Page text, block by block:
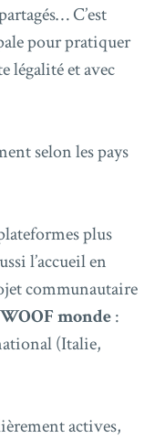
C’est
pour pratiquer
légalité et avec
selon les pays
plus
l’accueil en
communautaire
monde:
(Italie,
actives,